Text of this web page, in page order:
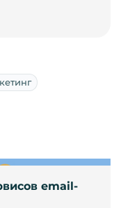
email-